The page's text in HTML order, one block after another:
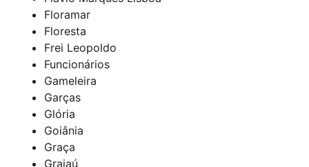
Floramar
Floresta
Frei Leopoldo
Funcionários
Gameleira
Garças
Glória
Goiânia
Graça
Grajaú